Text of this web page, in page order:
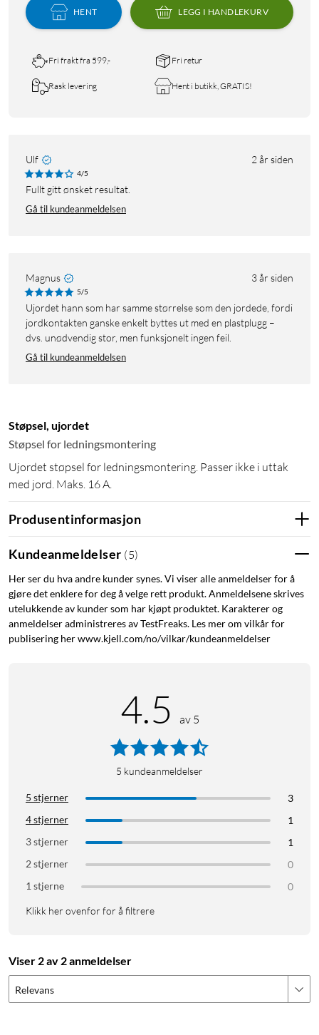
HENT LEGG I HANDLEKURV
Fri frakt fra 599,- Fri retur
Rask levering Hent i butikk, GRATIS!
Ulf 2 år siden
4/5
Fullt gitt ønsket resultat.
Gå til kundeanmeldelsen
Magnus 3 år siden
5/5
Ujordet hann som har samme størrelse som den jordede, fordi
jordkontakten ganske enkelt byttes ut med en plastplugg –
dvs. unødvendig stor, men funksjonelt ingen feil.
Gå til kundeanmeldelsen
Støpsel, ujordet
Støpsel for ledningsmontering
Ujordet støpsel for ledningsmontering. Passer ikke i uttak
med jord. Maks. 16 A.
Produsentinformasjon
Kundeanmeldelser (5)
Her ser du hva andre kunder synes. Vi viser alle anmeldelser for å
gjøre det enklere for deg å velge rett produkt. Anmeldelsene skrives
utelukkende av kunder som har kjøpt produktet. Karakterer og
anmeldelser administreres av TestFreaks. Les mer om vilkår for
publisering her www.kjell.com/no/vilkar/kundeanmeldelser
4.5 av 5
5 kundeanmeldelser
5 stjerner
3
4 stjerner
1
3 stjerner
1
2 stjerner
0
1 stjerne
0
Klikk her ovenfor for å filtrere
Viser 2 av 2 anmeldelser
Relevans